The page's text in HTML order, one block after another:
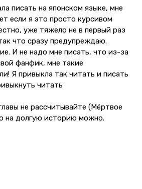
писать на японском языке, мне
если я это просто курсивом
уже тяжело не в первый раз
что сразу предупреждаю.
И не надо мне писать, что из-за
фанфик, мне такие
Я привыкла так читать и писать
читать
не рассчитывайте (Мёртвое
на долгую историю можно.